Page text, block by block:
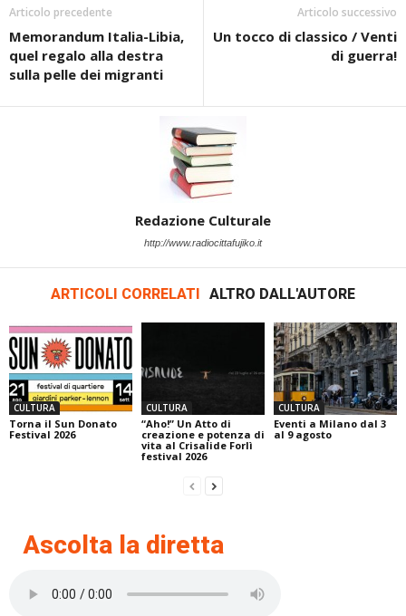
Articolo precedente
Memorandum Italia-Libia,
quel regalo alla destra
sulla pelle dei migranti
Articolo successivo
Un tocco di classico / Venti
di guerra!
Redazione Culturale
http://www.radiocittafujiko.it
ARTICOLI CORRELATI ALTRO DALL'AUTORE
CULTURA
Torna il Sun Donato
Festival 2026
CULTURA
“Aho!” Un Atto di
creazione e potenza di
vita al Crisalide Forlì
festival 2026
CULTURA
Eventi a Milano dal 3
al 9 agosto
Ascolta la diretta